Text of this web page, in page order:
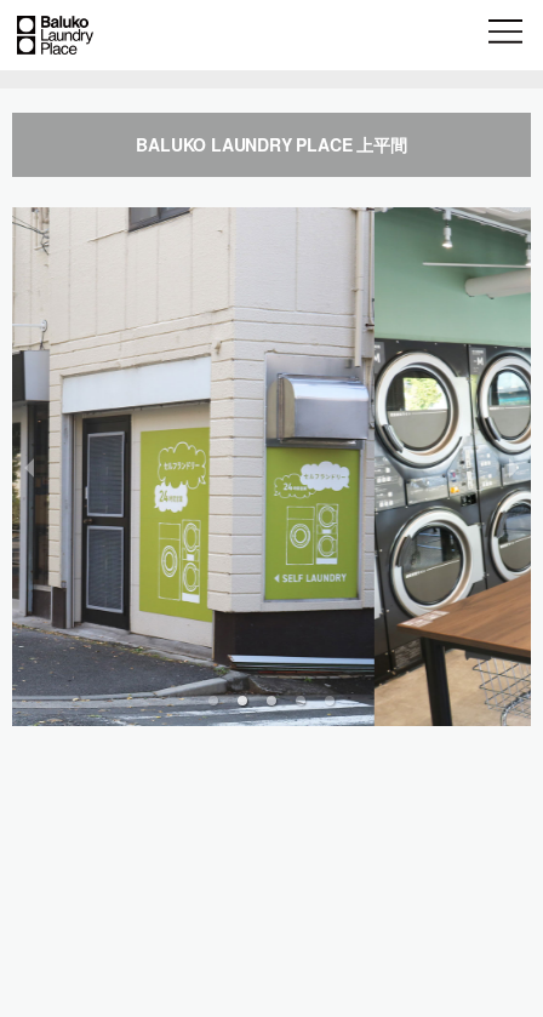
BALUKO LAUNDRY PLACE 上平間